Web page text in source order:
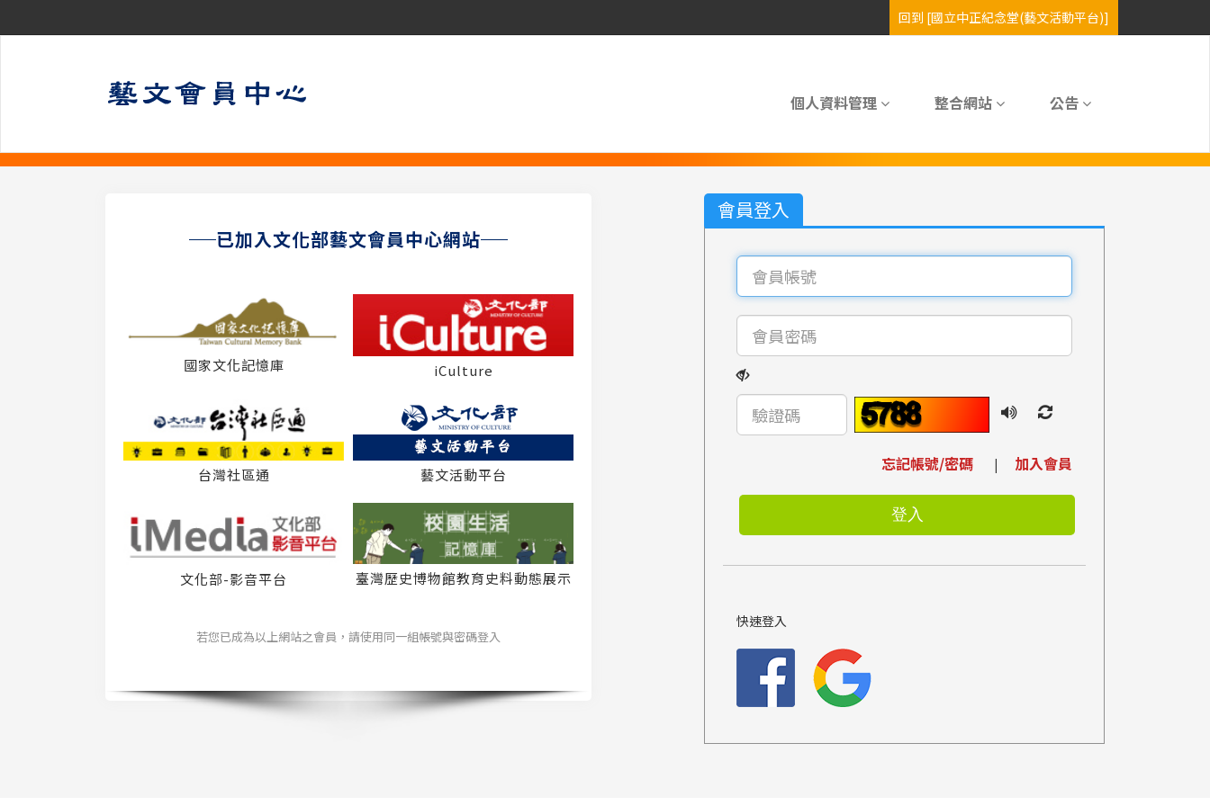
個人資料管理 整合網站 公告
會員登入
忘記帳號/密碼 | 加入會員
快速登入
已加入文化部藝文會員中心網站
國家文化記憶庫 iCulture
台灣社區通 藝文活動平台
文化部-影音平台
臺灣歷史博物館教育史料動態展示
若您已成為以上網站之會員，請使用同一組帳號與密碼登入